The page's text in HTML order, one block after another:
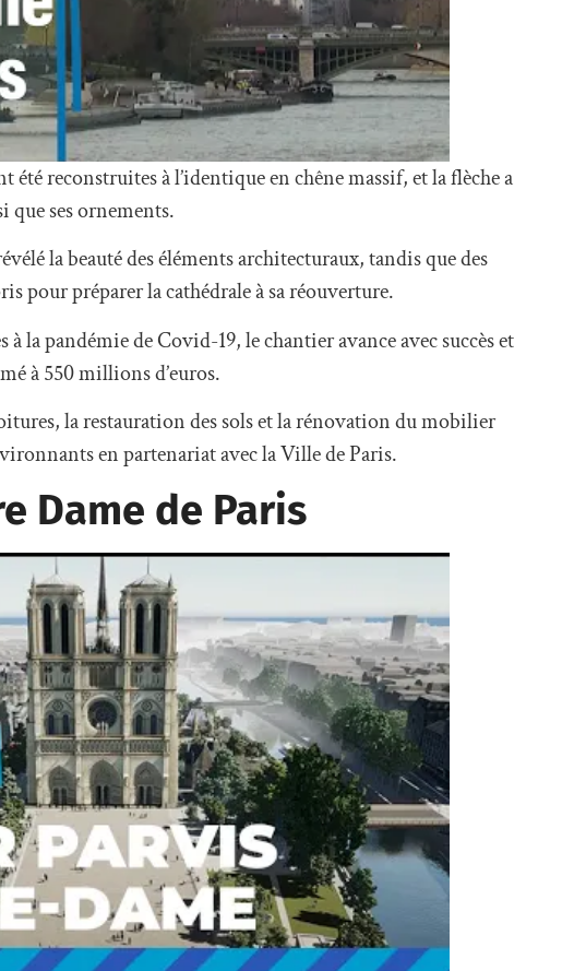
reconstruites à l’identique en chêne massif, et la flèche a
que ses ornements.
la beauté des éléments architecturaux, tandis que des
pour préparer la cathédrale à sa réouverture.
la pandémie de Covid-19, le chantier avance avec succès et
à 550 millions d’euros.
la restauration des sols et la rénovation du mobilier
en partenariat avec la Ville de Paris.
Dame de Paris